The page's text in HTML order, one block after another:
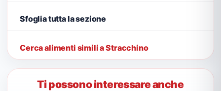
Sfoglia tutta la sezione
Cerca alimenti simili a Stracchino
Ti possono interessare anche